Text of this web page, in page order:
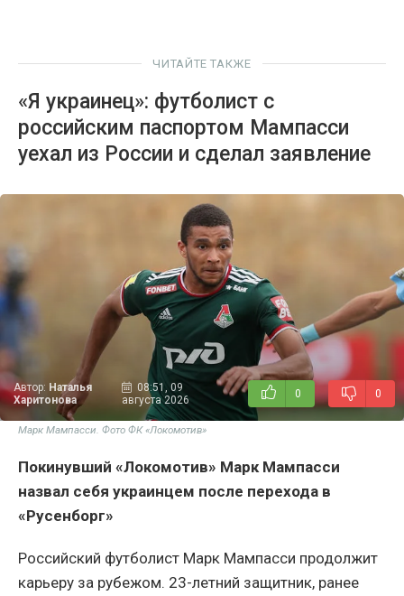
ЧИТАЙТЕ ТАКЖЕ
«Я украинец»: футболист с
российским паспортом Мампасси
уехал из России и сделал заявление
Автор: Наталья
Харитонова
08:51, 09
августа 2026
0 0
Марк Мампасси. Фото ФК «Локомотив»
Покинувший «Локомотив» Марк Мампасси
назвал себя украинцем после перехода в
«Русенборг»
Российский футболист Марк Мампасси продолжит
карьеру за рубежом. 23-летний защитник, ранее